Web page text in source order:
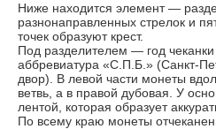
Ниже находится элемент —
разнонаправленных стрелок и
точек образуют крест.
Под разделителем — год
аббревиатура «С.П.Б.» (Санкт-
двор). В левой части монеты
ветвь, а в правой дубовая. У
лентой, которая образует
По всему краю монеты